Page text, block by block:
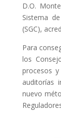
D.O.
Sistema
(SGC),
Para
los
procesos
auditorías
nuevo